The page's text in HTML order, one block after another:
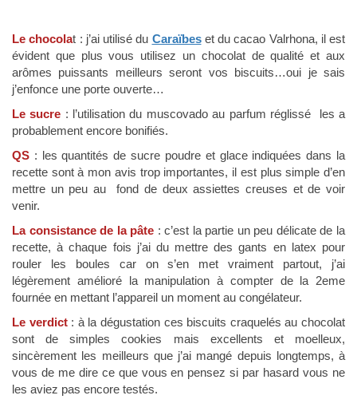
Le chocolat : j’ai utilisé du Caraïbeset du cacao Valrhona, il est
évident que plus vous utilisez un chocolat de qualité et aux
arômes puissants meilleurs seront vos biscuits…oui je sais
j’enfonce une porte ouverte…
Le sucre : l’utilisation du muscovado au parfum réglissé les a
probablement encore bonifiés.
QS : les quantités de sucre poudre et glace indiquées dans la
recette sont à mon avis trop importantes, il est plus simple d’en
mettre un peu au fond de deux assiettes creuses et de voir
venir.
La consistance de la pâte : c’est la partie un peu délicate de la
recette, à chaque fois j’ai du mettre des gants en latex pour
rouler les boules car on s’en met vraiment partout, j’ai
légèrement amélioré la manipulation à compter de la 2eme
fournée en mettant l’appareil un moment au congélateur.
Le verdict: à la dégustation ces biscuits craquelés au chocolat
sont de simples cookies mais excellents et moelleux,
sincèrement les meilleurs que j’ai mangé depuis longtemps, à
vous de me dire ce que vous en pensez si par hasard vous ne
les aviez pas encore testés.